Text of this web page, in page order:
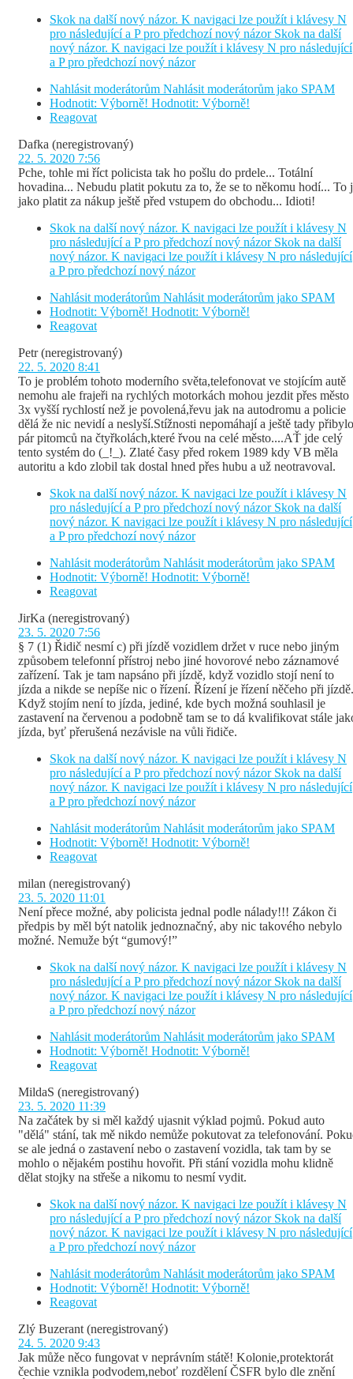
Skok na další nový názor. K navigaci lze použít i klávesy N
pro následující a P pro předchozí nový názor Skok na další
nový názor. K navigaci lze použít i klávesy N pro následující
a P pro předchozí nový názor
Nahlásit moderátorům Nahlásit moderátorům jako SPAM
Hodnotit: Výborně! Hodnotit: Výborně!
Reagovat
Dafka (neregistrovaný)
22. 5. 2020 7:56
Pche, tohle mi říct policista tak ho pošlu do prdele... Totální
hovadina... Nebudu platit pokutu za to, že se to někomu hodí... To
jako platit za nákup ještě před vstupem do obchodu... Idioti!
Skok na další nový názor. K navigaci lze použít i klávesy N
pro následující a P pro předchozí nový názor Skok na další
nový názor. K navigaci lze použít i klávesy N pro následující
a P pro předchozí nový názor
Nahlásit moderátorům Nahlásit moderátorům jako SPAM
Hodnotit: Výborně! Hodnotit: Výborně!
Reagovat
Petr (neregistrovaný)
22. 5. 2020 8:41
To je problém tohoto moderního světa,telefonovat ve stojícím autě
nemohu ale frajeři na rychlých motorkách mohou jezdit přes město
3x vyšší rychlostí než je povolená,řevu jak na autodromu a policie
dělá že nic nevidí a neslyší.Stížnosti nepomáhají a ještě tady přibylo
pár pitomců na čtyřkolách,které řvou na celé město....AŤ jde celý
tento systém do (_!_). Zlaté časy před rokem 1989 kdy VB měla
autoritu a kdo zlobil tak dostal hned přes hubu a už neotravoval.
Skok na další nový názor. K navigaci lze použít i klávesy N
pro následující a P pro předchozí nový názor Skok na další
nový názor. K navigaci lze použít i klávesy N pro následující
a P pro předchozí nový názor
Nahlásit moderátorům Nahlásit moderátorům jako SPAM
Hodnotit: Výborně! Hodnotit: Výborně!
Reagovat
JirKa (neregistrovaný)
23. 5. 2020 7:56
§ 7 (1) Řidič nesmí c) při jízdě vozidlem držet v ruce nebo jiným
způsobem telefonní přístroj nebo jiné hovorové nebo záznamové
zařízení. Tak je tam napsáno při jízdě, když vozidlo stojí není to
jízda a nikde se nepíše nic o řízení. Řízení je řízení něčeho při jízdě.
Když stojím není to jízda, jediné, kde bych možná souhlasil je
zastavení na červenou a podobně tam se to dá kvalifikovat stále
jízda, byť přerušená nezávisle na vůli řidiče.
Skok na další nový názor. K navigaci lze použít i klávesy N
pro následující a P pro předchozí nový názor Skok na další
nový názor. K navigaci lze použít i klávesy N pro následující
a P pro předchozí nový názor
Nahlásit moderátorům Nahlásit moderátorům jako SPAM
Hodnotit: Výborně! Hodnotit: Výborně!
Reagovat
milan (neregistrovaný)
23. 5. 2020 11:01
Není přece možné, aby policista jednal podle nálady!!! Zákon či
předpis by měl být natolik jednoznačný, aby nic takového nebylo
možné. Nemuže být “gumový!”
Skok na další nový názor. K navigaci lze použít i klávesy N
pro následující a P pro předchozí nový názor Skok na další
nový názor. K navigaci lze použít i klávesy N pro následující
a P pro předchozí nový názor
Nahlásit moderátorům Nahlásit moderátorům jako SPAM
Hodnotit: Výborně! Hodnotit: Výborně!
Reagovat
MildaS (neregistrovaný)
23. 5. 2020 11:39
Na začátek by si měl každý ujasnit výklad pojmů. Pokud auto
"dělá" stání, tak mě nikdo nemůže pokutovat za telefonování.
se ale jedná o zastavení nebo o zastavení vozidla, tak tam by se
mohlo o nějakém postihu hovořit. Při stání vozidla mohu klidně
dělat stojky na střeše a nikomu to nesmí vydit.
Skok na další nový názor. K navigaci lze použít i klávesy N
pro následující a P pro předchozí nový názor Skok na další
nový názor. K navigaci lze použít i klávesy N pro následující
a P pro předchozí nový názor
Nahlásit moderátorům Nahlásit moderátorům jako SPAM
Hodnotit: Výborně! Hodnotit: Výborně!
Reagovat
Zlý Buzerant (neregistrovaný)
24. 5. 2020 9:43
Jak může něco fungovat v neprávním státě! Kolonie,protektorát
čechie vznikla podvodem,neboť rozdělení ČSFR bylo dle znění